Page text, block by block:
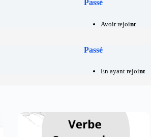
Passé
Avoir rejoint
Passé
En ayant rejoint